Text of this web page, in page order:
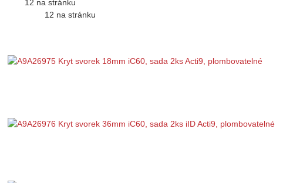
12 na stránku
12 na stránku